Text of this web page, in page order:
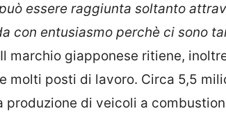
essere raggiunta soltanto
con entusiasmo perchè ci sono
marchio giapponese ritiene,
molti posti di lavoro. Circa 5,5
di veicoli a